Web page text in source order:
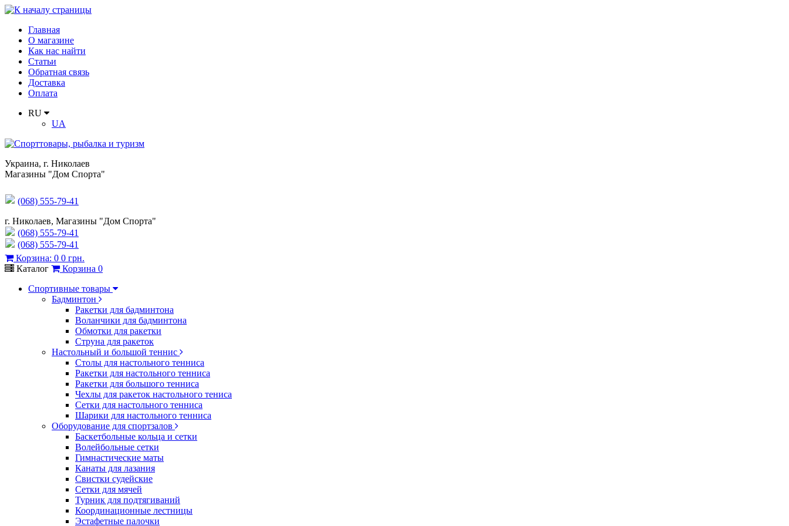
Главная
О магазине
Как нас найти
Статьи
Обратная связь
Доставка
Оплата
RU
UA
Украина, г. Николаев
Магазины "Дом Спорта"
(068) 555-79-41
г. Николаев, Магазины "Дом Спорта"
(068) 555-79-41
(068) 555-79-41
Корзина: 0 0 грн.
Каталог
Корзина 0
Спортивные товары
Бадминтон
Ракетки для бадминтона
Воланчики для бадминтона
Обмотки для ракетки
Струна для ракеток
Настольный и большой теннис
Столы для настольного тенниса
Ракетки для настольного тенниса
Ракетки для большого тенниса
Чехлы для ракеток настольного тениса
Сетки для настольного тенниса
Шарики для настольного тенниса
Оборудование для спортзалов
Баскетбольные кольца и сетки
Волейбольные сетки
Гимнастические маты
Канаты для лазания
Свистки судейские
Сетки для мячей
Турник для подтягиваний
Координационные лестницы
Эстафетные палочки